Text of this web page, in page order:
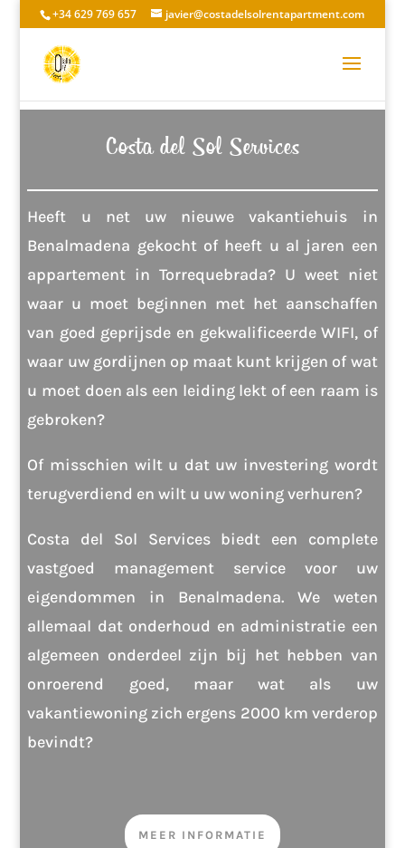
+34 629 769 657 javier@costadelsolrentapartment.com
Costa del Sol Services
Heeft u net uw nieuwe vakantiehuis in
Benalmadena gekocht of heeft u al jaren een
appartement in Torrequebrada? U weet niet
waar u moet beginnen met het aanschaffen
van goed geprijsde en gekwalificeerde WIFI, of
waar uw gordijnen op maat kunt krijgen of wat
u moet doen als een leiding lekt of een raam is
gebroken?
Of misschien wilt u dat uw investering wordt
terugverdiend en wilt u uw woning verhuren?
Costa del Sol Services biedt een complete
vastgoed management service voor uw
eigendommen in Benalmadena. We weten
allemaal dat onderhoud en administratie een
algemeen onderdeel zijn bij het hebben van
onroerend goed, maar wat als uw
vakantiewoning zich ergens 2000 km verderop
bevindt?
MEER INFORMATIE